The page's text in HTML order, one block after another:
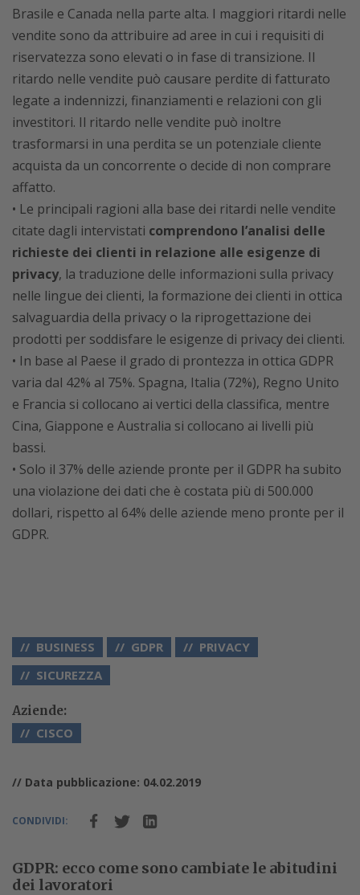
Brasile e Canada nella parte alta. I maggiori ritardi nelle
vendite sono da attribuire ad aree in cui i requisiti di
riservatezza sono elevati o in fase di transizione. Il
ritardo nelle vendite può causare perdite di fatturato
legate a indennizzi, finanziamenti e relazioni con gli
investitori. Il ritardo nelle vendite può inoltre
trasformarsi in una perdita se un potenziale cliente
acquista da un concorrente o decide di non comprare
affatto.
• Le principali ragioni alla base dei ritardi nelle vendite
citate dagli intervistati comprendono l’analisi delle
richieste dei clienti in relazione alle esigenze di
privacy, la traduzione delle informazioni sulla privacy
nelle lingue dei clienti, la formazione dei clienti in ottica
salvaguardia della privacy o la riprogettazione dei
prodotti per soddisfare le esigenze di privacy dei clienti.
• In base al Paese il grado di prontezza in ottica GDPR
varia dal 42% al 75%. Spagna, Italia (72%), Regno Unito
e Francia si collocano ai vertici della classifica, mentre
Cina, Giappone e Australia si collocano ai livelli più
bassi.
• Solo il 37% delle aziende pronte per il GDPR ha subito
una violazione dei dati che è costata più di 500.000
dollari, rispetto al 64% delle aziende meno pronte per il
GDPR.
BUSINESS GDPR
PRIVACY
SICUREZZA
Aziende:
CISCO
// Data pubblicazione: 04.02.2019
CONDIVIDI:
GDPR: ecco come sono cambiate le abitudini
dei lavoratori